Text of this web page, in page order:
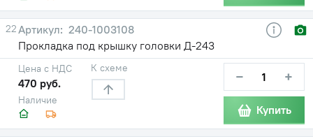
22
240-1003108
Прокладка под крышку головки Д-243
Наличие
Цена с НДС
470 руб.
К схеме − +
Купить